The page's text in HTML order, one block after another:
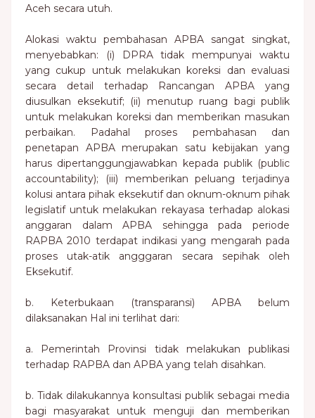
Aceh secara utuh.
Alokasi waktu pembahasan APBA sangat singkat,
menyebabkan: (i) DPRA tidak mempunyai waktu
yang cukup untuk melakukan koreksi dan evaluasi
secara detail terhadap Rancangan APBA yang
diusulkan eksekutif; (ii) menutup ruang bagi publik
untuk melakukan koreksi dan memberikan masukan
perbaikan. Padahal proses pembahasan dan
penetapan APBA merupakan satu kebijakan yang
harus dipertanggungjawabkan kepada publik (public
accountability); (iii) memberikan peluang terjadinya
kolusi antara pihak eksekutif dan oknum-oknum pihak
legislatif untuk melakukan rekayasa terhadap alokasi
anggaran dalam APBA sehingga pada periode
RAPBA 2010 terdapat indikasi yang mengarah pada
proses utak-atik angggaran secara sepihak oleh
Eksekutif.
b. Keterbukaan (transparansi) APBA belum
dilaksanakan Hal ini terlihat dari:
a. Pemerintah Provinsi tidak melakukan publikasi
terhadap RAPBA dan APBA yang telah disahkan.
b. Tidak dilakukannya konsultasi publik sebagai media
bagi masyarakat untuk menguji dan memberikan